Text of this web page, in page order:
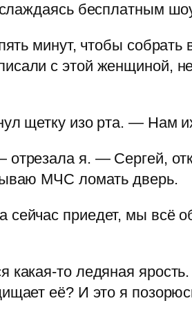
бесплатным
минут, чтобы собрать
с этой женщиной,
щетку изо рта. — Нам
я. — Сергей,
МЧС ломать дверь.
приедет, мы всё
какая-то ледяная
её? И это я